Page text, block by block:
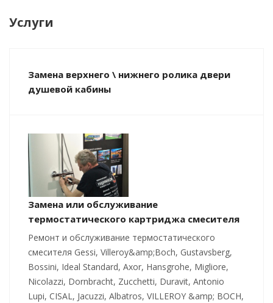
Услуги
Замена верхнего \ нижнего ролика двери
душевой кабины
Замена или обслуживание
термостатического картриджа смесителя
Ремонт и обслуживание термостатического
смесителя Gessi, Villeroy&amp;Boch, Gustavsberg,
Bossini, Ideal Standard, Axor, Hansgrohe, Migliore,
Nicolazzi, Dornbracht, Zucchetti, Duravit, Antonio
Lupi, CISAL, Jacuzzi, Albatros, VILLEROY &amp; BOCH,